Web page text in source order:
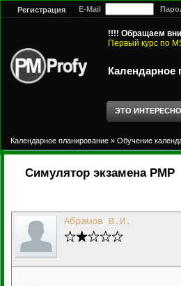
Регистрация E-Mail
!!!! Обращаем
Первый курс по
Календарное
ЭТО ИНТЕРЕСНО
Календарное планирование » Обучение
Симулятор экзамена PMP
Абрамов В.И.